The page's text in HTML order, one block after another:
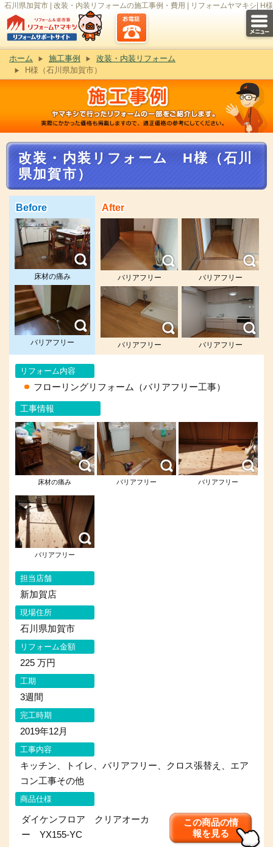
石川県加賀市 | 改装・内装リフォームの施工事例・費用 | リフォームヤマキシ| H様
ホーム 施工事例
改装・内装リフォーム
H様（石川県加賀市）
改装・内装リフォーム H様（石川
県加賀市）
Before
床材の痛み
バリアフリー
バリアフリー バリアフリー
バリアフリー バリアフリー
リフォーム内容
フローリングリフォーム（バリアフリー工事）
工事情報
床材の痛み バリアフリー バリアフリー
バリアフリー
担当店舗
新加賀店
現場住所
石川県加賀市
リフォーム金額
225 万円
工期
3週間
完工時期
2019年12月
工事内容
キッチン、トイレ、バリアフリー、クロス張替え、エア
コン工事その他
商品仕様
ダイケンフロア クリアオーカ
ー YX155-YC
この商品の情
報を見る